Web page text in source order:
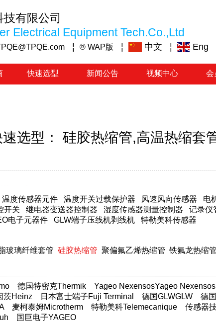
技有限公司
Electrical Equipment Tech.Co.,Ltd
¦ ® WAP版 ¦ 中文 ¦ Eng
快速选型 新闻公告 视频中心 会
速选型： 硅胶热缩管,高温热缩套
温度传感器元件 温度开关过载保护器 风速风向传感器 电
开关 继电器变送器控制器 湿度传感器测量控制器 记录仪
电子元器件 GLW端子压线机剥线机 特勒美科传感器
玻璃纤维套管 硅胶热缩管 聚偏氟乙烯热缩管 铁氟龙热缩管
德国特密克Thermik Yageo NexensosYageo Nexensos
茨Heinz 日本富士端子Fuji Terminal 德国GLWGLW 德
麦柯泰姆Microtherm 特勒美科Telemecanique 传感器
国巨电子YAGEO